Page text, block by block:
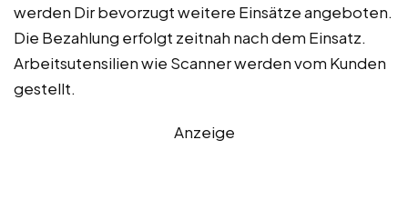
werden Dir bevorzugt weitere Einsätze angeboten.
Die Bezahlung erfolgt zeitnah nach dem Einsatz.
Arbeitsutensilien wie Scanner werden vom Kunden
gestellt.
Anzeige